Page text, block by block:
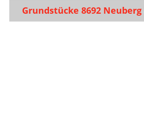
Grundstücke 8692